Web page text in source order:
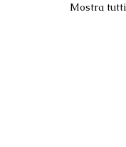
Mostra tutti